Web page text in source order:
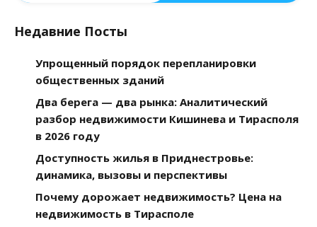
Недавние Посты
Упрощенный порядок перепланировки
общественных зданий
Два берега — два рынка: Аналитический
разбор недвижимости Кишинева и Тирасполя
в 2026 году
Доступность жилья в Приднестровье:
динамика, вызовы и перспективы
Почему дорожает недвижимость? Цена на
недвижимость в Тирасполе